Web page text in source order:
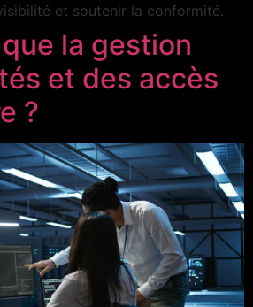
et soutenir la conformité.
la gestion
et des accès
?